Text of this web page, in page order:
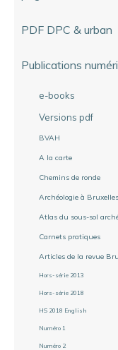
PDF DPC & urban
Publications
e-books
Versions pdf
BVAH
A la carte
Chemins de ronde
Archéologie à Bruxelles
Atlas du sous-sol
Carnets pratiques
Articles de la revue
Hors-série 2013
Hors-série 2018
HS 2018 English
Numéro 1
Numéro 2